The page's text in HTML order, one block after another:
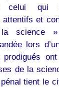
celui qui
et
science
lors
de la
tient le